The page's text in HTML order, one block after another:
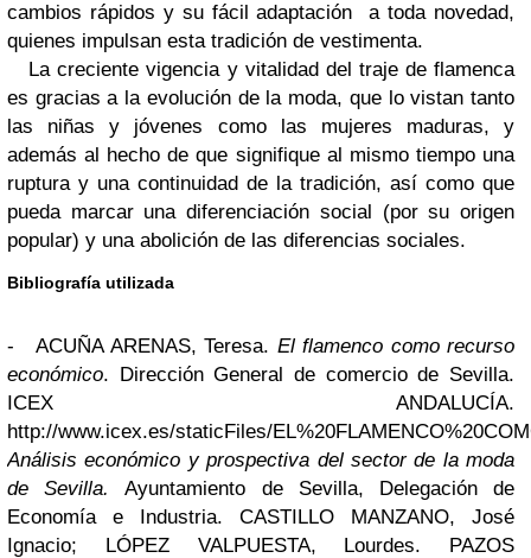
cambios rápidos y su fácil adaptación a toda novedad,
quienes impulsan esta tradición de vestimenta.
La creciente vigencia y vitalidad del traje de flamenca
es gracias a la evolución de la moda, que lo vistan tanto
las niñas y jóvenes como las mujeres maduras, y
además al hecho de que signifique al mismo tiempo una
ruptura y una continuidad de la tradición, así como que
pueda marcar una diferenciación social (por su origen
popular) y una abolición de las diferencias sociales.
Bibliografía utilizada
- ACUÑA ARENAS, Teresa. El flamenco como recurso
económico. Dirección General de comercio de Sevilla.
ICEX ANDALUCÍA.
http://www.icex.es/staticFiles/
Análisis económico y prospectiva del sector de la moda
de Sevilla.Ayuntamiento de Sevilla, Delegación de
Economía e Industria. CASTILLO MANZANO, José
Ignacio; LÓPEZ VALPUESTA, Lourdes. PAZOS